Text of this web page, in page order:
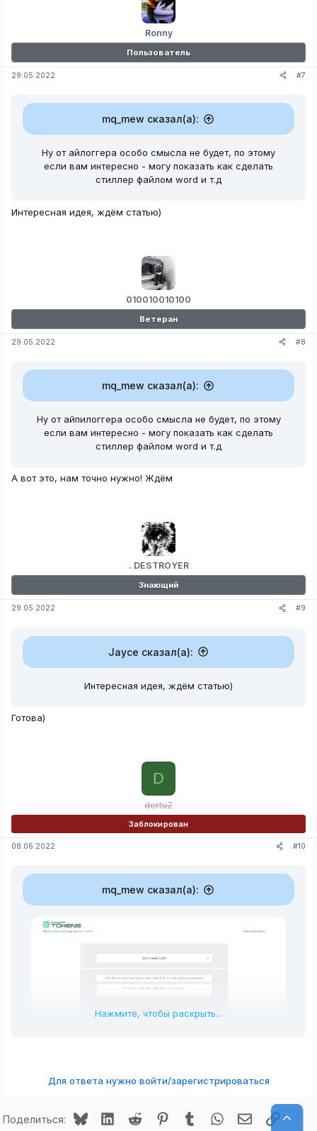
Ronny
Пользователь
29.05.2022 #7
mq_mew сказал(а):
Ну от айлоггера особо смысла не будет, по этому
если вам интересно - могу показать как сделать
стиллер файлом word и т.д
Интересная идея, ждём статью)
010010010100
Ветеран
29.05.2022 #8
mq_mew сказал(а):
Ну от айпилоггера особо смысла не будет, по этому
если вам интересно - могу показать как сделать
стиллер файлом word и т.д
А вот это, нам точно нужно! Ждём
. DESTROYER
Знающий
29.05.2022 #9
Jayce сказал(а):
Интересная идея, ждём статью)
Готова)
dertuZ
D
Заблокирован
08.06.2022 #10
mq_mew сказал(а):
Нажмите, чтобы раскрыть...
Для ответа нужно войти/зарегистрироваться
Поделиться: BlueskyLinkedInReddit PinterestTumblr WhatsApp Ссылка